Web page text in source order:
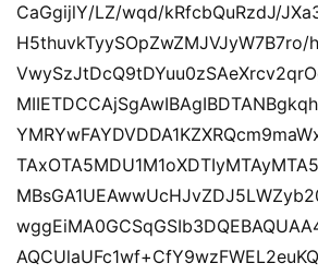
CaGgijlY/LZ/wqd/kRfcbQuRzdJ/
H5thuvkTyySOpZwZMJVJyW7B7ro/